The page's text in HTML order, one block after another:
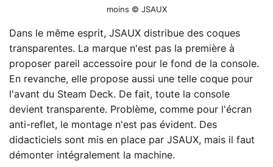
moins © JSAUX
Dans le même esprit, JSAUX distribue des coques
transparentes. La marque n'est pas la première à
proposer pareil accessoire pour le fond de la console.
En revanche, elle propose aussi une telle coque pour
l'avant du Steam Deck. De fait, toute la console
devient transparente. Problème, comme pour l'écran
anti-reflet, le montage n'est pas évident. Des
didacticiels sont mis en place par JSAUX, mais il faut
démonter intégralement la machine.